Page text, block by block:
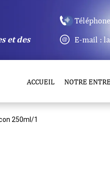
et des
E-mail :
ACCUEIL NOTRE
250ml/1